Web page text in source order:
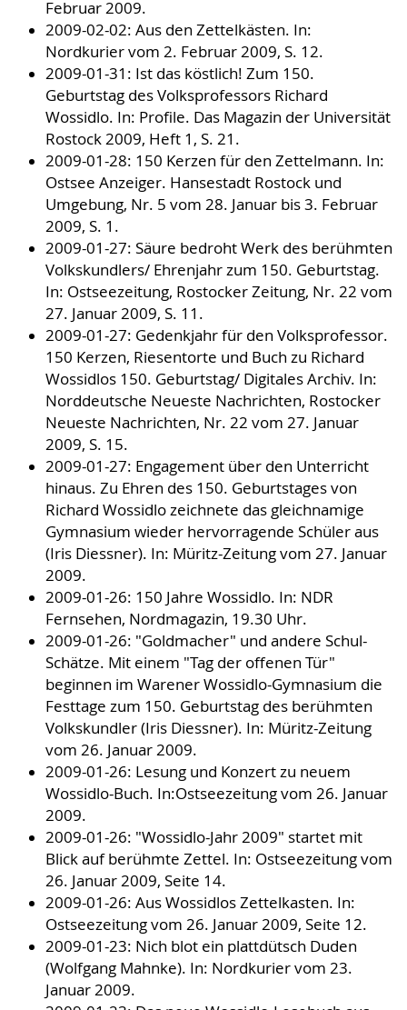
Februar 2009.
2009-02-02: Aus den Zettelkästen. In:
Nordkurier vom 2. Februar 2009, S. 12.
2009-01-31: Ist das köstlich! Zum 150.
Geburtstag des Volksprofessors Richard
Wossidlo. In: Profile. Das Magazin der Universität
Rostock 2009, Heft 1, S. 21.
2009-01-28: 150 Kerzen für den Zettelmann. In:
Ostsee Anzeiger. Hansestadt Rostock und
Umgebung, Nr. 5 vom 28. Januar bis 3. Februar
2009, S. 1.
2009-01-27: Säure bedroht Werk des berühmten
Volkskundlers/ Ehrenjahr zum 150. Geburtstag.
In: Ostseezeitung, Rostocker Zeitung, Nr. 22 vom
27. Januar 2009, S. 11.
2009-01-27: Gedenkjahr für den Volksprofessor.
150 Kerzen, Riesentorte und Buch zu Richard
Wossidlos 150. Geburtstag/ Digitales Archiv. In:
Norddeutsche Neueste Nachrichten, Rostocker
Neueste Nachrichten, Nr. 22 vom 27. Januar
2009, S. 15.
2009-01-27: Engagement über den Unterricht
hinaus. Zu Ehren des 150. Geburtstages von
Richard Wossidlo zeichnete das gleichnamige
Gymnasium wieder hervorragende Schüler aus
(Iris Diessner). In: Müritz-Zeitung vom 27. Januar
2009.
2009-01-26: 150 Jahre Wossidlo. In: NDR
Fernsehen, Nordmagazin, 19.30 Uhr.
2009-01-26: "Goldmacher" und andere Schul-
Schätze. Mit einem "Tag der offenen Tür"
beginnen im Warener Wossidlo-Gymnasium die
Festtage zum 150. Geburtstag des berühmten
Volkskundler (Iris Diessner). In: Müritz-Zeitung
vom 26. Januar 2009.
2009-01-26: Lesung und Konzert zu neuem
Wossidlo-Buch. In:Ostseezeitung vom 26. Januar
2009.
2009-01-26: "Wossidlo-Jahr 2009" startet mit
Blick auf berühmte Zettel. In: Ostseezeitung vom
26. Januar 2009, Seite 14.
2009-01-26: Aus Wossidlos Zettelkasten. In:
Ostseezeitung vom 26. Januar 2009, Seite 12.
2009-01-23: Nich blot ein plattdütsch Duden
(Wolfgang Mahnke). In: Nordkurier vom 23.
Januar 2009.